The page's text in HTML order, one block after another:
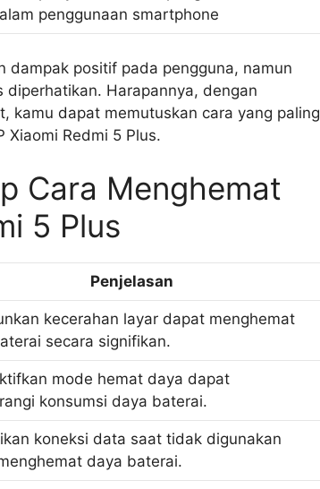
penggunaan smartphone
dampak positif pada pengguna, namun
Harapannya, dengan
kamu dapat memutuskan cara yang paling
Redmi 5 Plus.
Cara Menghemat
5 Plus
Penjelasan
kecerahan layar dapat menghemat
secara signifikan.
mode hemat daya dapat
konsumsi daya baterai.
koneksi data saat tidak digunakan
daya baterai.